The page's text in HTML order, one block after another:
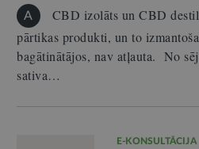
A
CBD izolāts un CBD
pārtikas produkti, un to
bagātinātājos, nav atļauta. No
sativa…
E-KONSULTĀCIJA